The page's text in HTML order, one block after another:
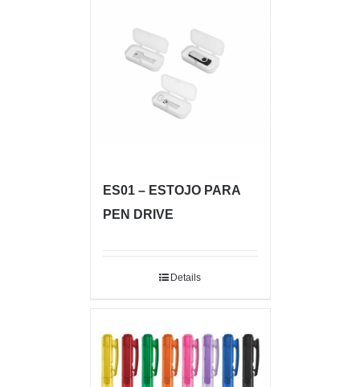
ES01 – ESTOJO PARA
PEN DRIVE
Details